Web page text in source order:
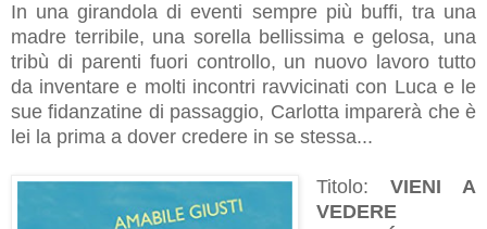
In una girandola di eventi sempre più buffi, tra una
madre terribile, una sorella bellissima e gelosa, una
tribù di parenti fuori controllo, un nuovo lavoro tutto
da inventare e molti incontri ravvicinati con Luca e le
sue fidanzatine di passaggio, Carlotta imparerà che è
lei la prima a dover credere in se stessa...
Titolo: VIENI A
VEDERE